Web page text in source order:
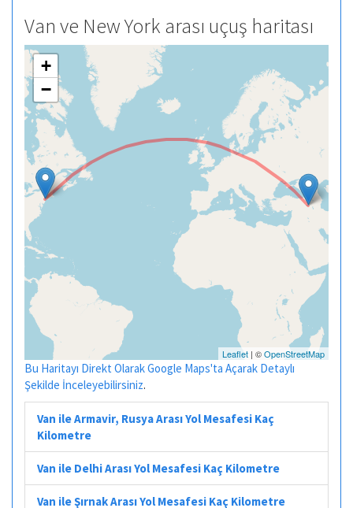
Van ve New York arası uçuş haritası
+
−
Leaflet | ©OpenStreetMap
Bu Haritayı Direkt Olarak Google Maps'ta Açarak Detaylı
Şekilde İnceleyebilirsiniz.
Van ile Armavir, Rusya Arası Yol Mesafesi Kaç
Kilometre
Van ile Delhi Arası Yol Mesafesi Kaç Kilometre
Van ile Şırnak Arası Yol Mesafesi Kaç Kilometre